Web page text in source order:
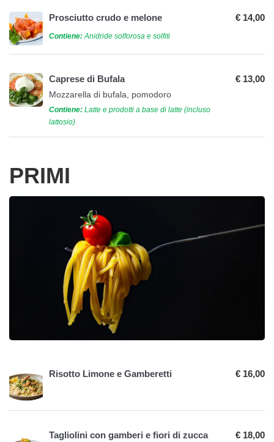
Prosciutto crudo e melone
Contiene: Anidride solforosa e solfiti
€ 14,00
Caprese di Bufala
Mozzarella di bufala, pomodoro
Contiene: Latte e prodotti a base di latte (incluso
lattosio)
€ 13,00
PRIMI
Risotto Limone e Gamberetti € 16,00
Tagliolini con gamberi e fiori di zucca € 18,00